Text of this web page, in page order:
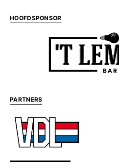
HOOFDSPONSOR
PARTNERS